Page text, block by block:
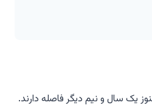
یک سال و نیم دیگر فاصله دارند.